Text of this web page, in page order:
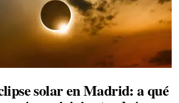
solar en Madrid: a qué